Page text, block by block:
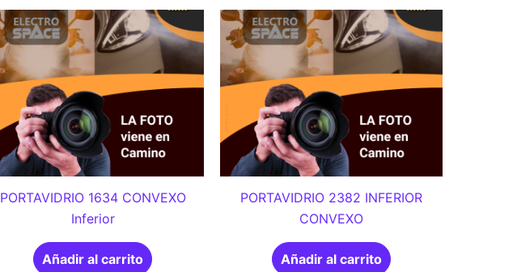
PORTAVIDRIO 1634 CONVEXO
Inferior
Añadir al carrito
PORTAVIDRIO 2382 INFERIOR
CONVEXO
Añadir al carrito